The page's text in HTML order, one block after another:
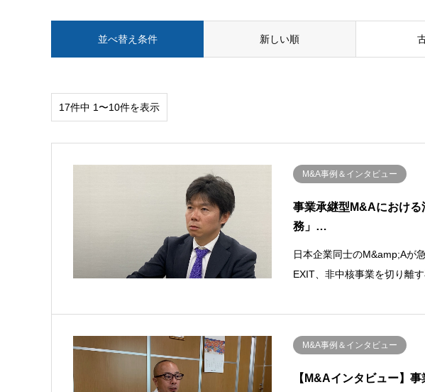
並べ替え条件 新しい順
17件中 1〜10件を表示
M&A事例＆インタビュー
事業承継型M&Aにおけ
務」…
日本企業同士のM&amp;Aが
EXIT、非中核事業を切り離
M&A事例＆インタビュー
【M&Aインタビュー】